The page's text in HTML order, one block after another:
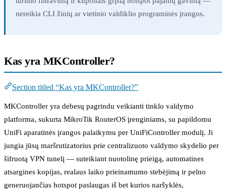
nereikia CLI žinių ar vietinio valdiklio programinės įrangos.
Kas yra MKController?
Section titled “Kas yra MKController?”
MKController yra debesų pagrindu veikianti tinklo valdymo
platforma, sukurta MikroTik RouterOS įrenginiams, su papildomu
UniFi aparatinės įrangos palaikymu per UniFiController modulį. Ji
jungia jūsų maršrutizatorius prie centralizuoto valdymo skydelio per
šifruotą VPN tunelį — suteikiant nuotolinę prieigą, automatines
atsargines kopijas, realaus laiko prieinamumo stebėjimą ir pelno
generuojančias hotspot paslaugas iš bet kurios naršyklės,